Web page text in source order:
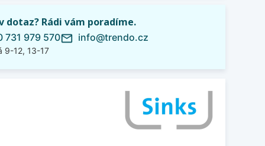
dotaz? Rádi vám poradíme.
731 979 570
9-12, 13-17
mail_outline info@trendo.cz